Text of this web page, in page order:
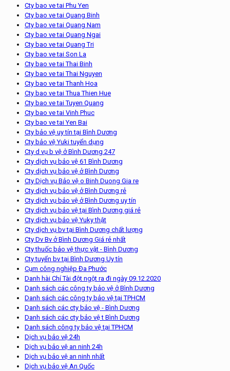
Cty bao ve tai Phu Yen
Cty bao ve tai Quang Binh
Cty bao ve tai Quang Nam
Cty bao ve tai Quang Ngai
Cty bao ve tai Quang Tri
Cty bao ve tai Son La
Cty bao ve tai Thai Binh
Cty bao ve tai Thai Nguyen
Cty bao ve tai Thanh Hoa
Cty bao ve tai Thua Thien Hue
Cty bao ve tai Tuyen Quang
Cty bao ve tai Vinh Phuc
Cty bao ve tai Yen Bai
Cty bảo vệ uy tín tại Bình Dương
Cty bảo vệ Yuki tuyển dụng
Cty d vụ b vệ ở Bình Dương 247
Cty dịch vụ bảo vệ 61 Bình Dương
Cty dịch vụ bảo vệ ở Bình Dương
Cty Dịch vụ Bảo vệ o Binh Duong Gia re
Cty dịch vụ bảo vệ ở Bình Dương rẻ
Cty dịch vụ bảo vệ ở Bình Dương uy tín
Cty dịch vụ bảo vệ tại Bình Dương giá rẻ
Cty dịch vụ bảo vệ Yuky thật
Cty dịch vụ bv tại Bình Dương chất lượng
Cty Dv Bv ở Bình Dương Giá rẻ nhất
Cty thuốc bảo vệ thực vật - Bình Dương
Cty tuyển bv tại Bình Dương Uy tín
Cụm công nghiệp Đa Phước
Danh hài Chí Tài đột ngột ra đi ngày 09.12.2020
Danh sách các công ty bảo vệ ở Bình Dương
Danh sách các công ty bảo vệ tại TPHCM
Danh sách các cty bảo vệ - Bình Dương
Danh sách các cty bảo vệ t Bình Dương
Danh sách công ty bảo vệ tại TPHCM
Dịch vụ bảo vệ 24h
Dịch vụ bảo vệ an ninh 24h
Dịch vụ bảo vệ an ninh nhất
Dịch vụ bảo vệ An Quốc